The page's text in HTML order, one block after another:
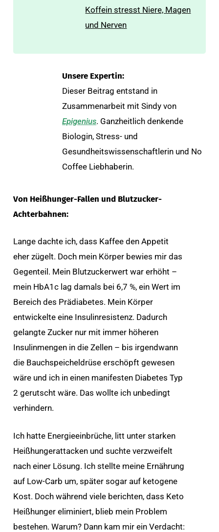
Koffein stresst Niere, Magen
und Nerven
Unsere Expertin:
Dieser Beitrag entstand in
Zusammenarbeit mit Sindy von
Epigenius. Ganzheitlich denkende
Biologin, Stress- und
Gesundheitswissenschaftlerin und No
Coffee Liebhaberin.
Von Heißhunger-Fallen und Blutzucker-
Achterbahnen:
Lange dachte ich, dass Kaffee den Appetit
eher zügelt. Doch mein Körper bewies mir das
Gegenteil. Mein Blutzuckerwert war erhöht –
mein HbA1c lag damals bei 6,7 %, ein Wert im
Bereich des Prädiabetes. Mein Körper
entwickelte eine Insulinresistenz. Dadurch
gelangte Zucker nur mit immer höheren
Insulinmengen in die Zellen – bis irgendwann
die Bauchspeicheldrüse erschöpft gewesen
wäre und ich in einen manifesten Diabetes Typ
2 gerutscht wäre. Das wollte ich unbedingt
verhindern.
Ich hatte Energieeinbrüche, litt unter starken
Heißhungerattacken und suchte verzweifelt
nach einer Lösung. Ich stellte meine Ernährung
auf Low-Carb um, später sogar auf ketogene
Kost. Doch während viele berichten, dass Keto
Heißhunger eliminiert, blieb mein Problem
bestehen. Warum? Dann kam mir ein Verdacht: